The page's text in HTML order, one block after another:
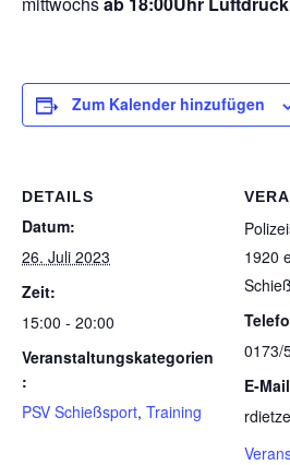
Zum Kalender hinzufügen
DETAILS
Datum:
26. Juli 2023
Zeit:
15:00 - 20:00
Veranstaltungskategorien
:
PSV Schießsport, Training
1920
0173/
E-Mail